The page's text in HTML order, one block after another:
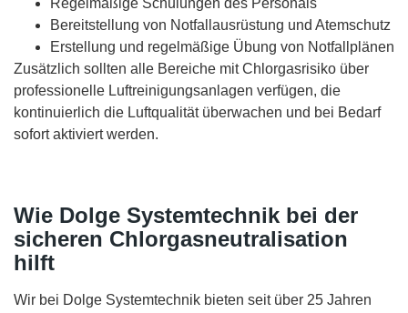
Bereitstellung von Notfallausrüstung und Atemschutz
Erstellung und regelmäßige Übung von Notfallplänen
Zusätzlich sollten alle Bereiche mit Chlorgasrisiko über
professionelle Luftreinigungsanlagen verfügen, die
kontinuierlich die Luftqualität überwachen und bei Bedarf
sofort aktiviert werden.
Wie Dolge Systemtechnik bei der
sicheren Chlorgasneutralisation
hilft
Wir bei Dolge Systemtechnik bieten seit über 25 Jahren